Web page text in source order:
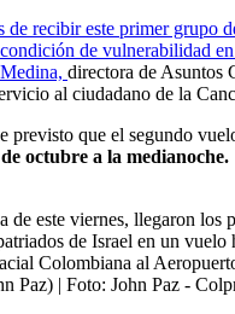
de recibir este primer grupo
de vulnerabilidad
directora de Asuntos
al ciudadano de la
previsto que el segundo
octubre a la medianoche.
de este viernes, llegaron los
de Israel en un vuelo
Colombiana al
Paz)
| Foto: John Paz -